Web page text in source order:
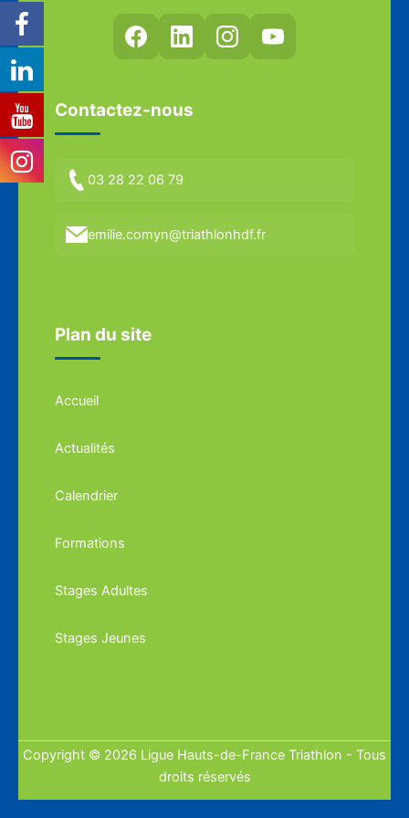
Contactez-nous
03 28 22 06 79
emilie.comyn@triathlonhdf.fr
Plan du site
Accueil
Actualités
Calendrier
Formations
Stages Adultes
Stages Jeunes
Copyright © 2026 Ligue Hauts-de-France Triathlon - Tous
droits réservés